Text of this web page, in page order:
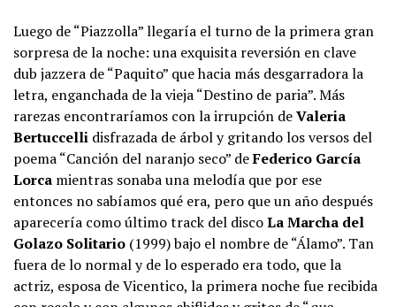
Luego de “Piazzolla” llegaría el turno de la primera gran
sorpresa de la noche: una exquisita reversión en clave
dub jazzera de “Paquito” que hacia más desgarradora la
letra, enganchada de la vieja “Destino de paria”. Más
rarezas encontraríamos con la irrupción deValeria
Bertuccelli disfrazada de árbol y gritando los versos del
poema “Canción del naranjo seco” deFederico García
Lorca mientras sonaba una melodía que por ese
entonces no sabíamos qué era, pero que un año después
aparecería como último track del discoLa Marcha del
Golazo Solitario (1999) bajo el nombre de “Álamo”. Tan
fuera de lo normal y de lo esperado era todo, que la
actriz, esposa de Vicentico, la primera noche fue recibida